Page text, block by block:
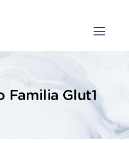
Familia Glut1